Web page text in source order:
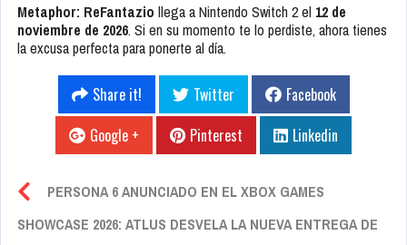
Metaphor: ReFantazio llega a Nintendo Switch 2 el 12 de
noviembre de 2026. Si en su momento te lo perdiste, ahora tienes
la excusa perfecta para ponerte al día.
Share it! Twitter
Facebook
Google +
Pinterest Linkedin
PERSONA 6 ANUNCIADO EN EL XBOX GAMES
SHOWCASE 2026: ATLUS DESVELA LA NUEVA ENTREGA DE